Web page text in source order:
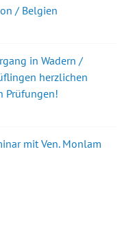
/ Belgien
in Wadern /
herzlichen
Prüfungen!
mit Ven. Monlam